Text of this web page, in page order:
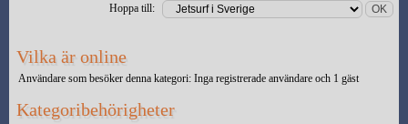
Hoppa till:
Vilka är online
Användare som besöker denna kategori: Inga registrerade användare och 1 gäst
Kategoribehörigheter